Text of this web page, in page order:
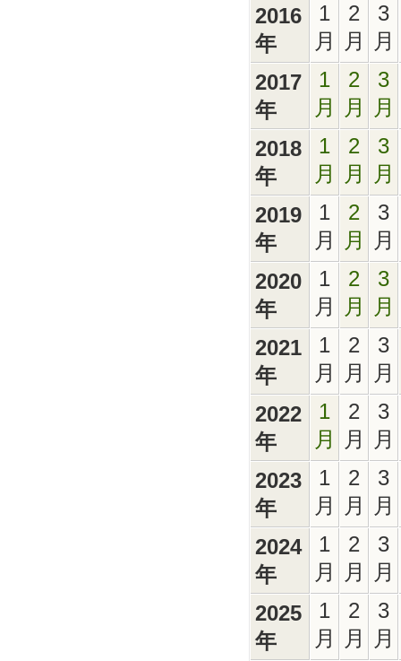
2016
年
1
月
2
月
3
月
2017
年
1
月
2
月
3
月
2018
年
1
月
2
月
3
月
2019
年
1
月
2
月
3
月
2020
年
1
月
2
月
3
月
2021
年
1
月
2
月
3
月
2022
年
1
月
2
月
3
月
2023
年
1
月
2
月
3
月
2024
年
1
月
2
月
3
月
2025
年
1
月
2
月
3
月